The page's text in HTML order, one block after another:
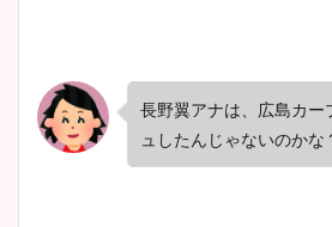
長野翼アナは、広島カー
ュしたんじゃないのかな